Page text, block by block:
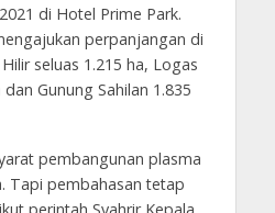
di Hotel Prime Park.
perpanjangan di
seluas 1.215 ha, Logas
Gunung Sahilan 1.835
pembangunan plasma
Tapi pembahasan tetap